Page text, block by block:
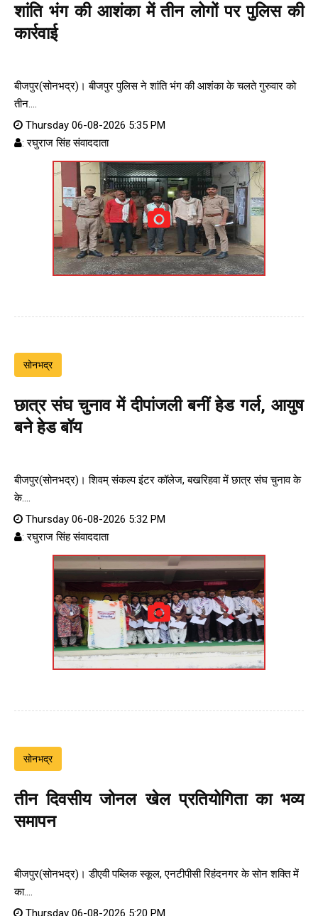
शांति भंग की आशंका में तीन लोगों पर पुलिस की
कार्रवाई
बीजपुर(सोनभद्र)। बीजपुर पुलिस ने शांति भंग की आशंका के चलते गुरुवार को
तीन....
Thursday 06-08-2026 5:35 PM
: रघुराज सिंह संवाददाता
सोनभद्र
छात्र संघ चुनाव में दीपांजली बनीं हेड गर्ल, आयुष
बने हेड बॉय
बीजपुर(सोनभद्र)। शिवम् संकल्प इंटर कॉलेज, बखरिहवा में छात्र संघ चुनाव के
के....
Thursday 06-08-2026 5:32 PM
: रघुराज सिंह संवाददाता
सोनभद्र
तीन दिवसीय जोनल खेल प्रतियोगिता का भव्य
समापन
बीजपुर(सोनभद्र)। डीएवी पब्लिक स्कूल, एनटीपीसी रिहंदनगर के सोन शक्ति में
का....
Thursday 06-08-2026 5:20 PM